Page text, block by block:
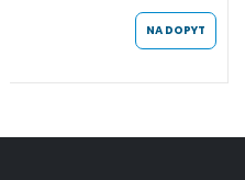
NA DOPYT